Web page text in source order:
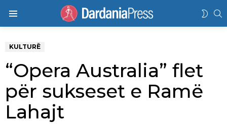
KULTURË
“Opera Australia” flet
për sukseset e Ramë
Lahajt